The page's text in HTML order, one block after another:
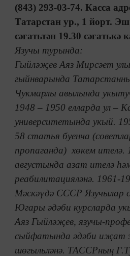
(843) 293-03-74. Касса
Татарстан ур., 1 йорт.
сәгатьтән 19.30 сәгатькә
Язучы турында:
Гыйләҗев Аяз Мирсәет
гыйнварында
Чукмарлы авылында
1948 – 1950 елларда ул –
университетында укый.
58 статья буенча
пропаганда) хөкем ителә.
августында азат ителә
реабилитацияләнә. 1961-
Мәскәүдә СССР Язучылар
Югары әдәби курсларда
Аяз Гыйләҗев, язучы-
сыйфатында әдәби иҗат
шөгыльләнә. ТАССРның